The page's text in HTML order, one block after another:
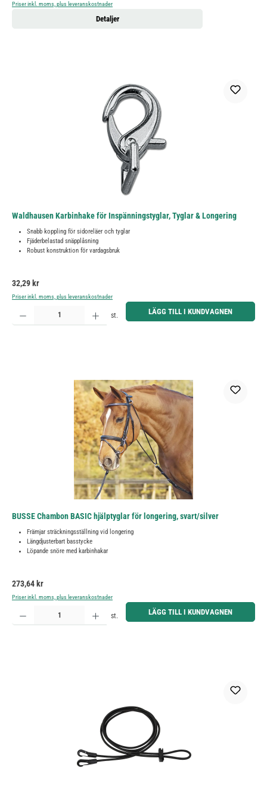
Priser inkl. moms, plus leveranskostnader
Detaljer
Waldhausen Karbinhake för Inspänningstyglar, Tyglar & Longering
Snabb koppling för sidoreläer och tyglar
Fjäderbelastad snäpplåsning
Robust konstruktion för vardagsbruk
Ordinarie pris:
32,29 kr
Priser inkl. moms, plus leveranskostnader
Produktkvantitet: Ange önskat belopp eller använd knapparna för att öka eller minska kvantiteten.
st. LÄGG TILL I KUNDVAGNEN
BUSSE Chambon BASIC hjälptyglar för longering, svart/silver
Främjar sträckningsställning vid longering
Längdjusterbart basstycke
Löpande snöre med karbinhakar
Ordinarie pris:
273,64 kr
Priser inkl. moms, plus leveranskostnader
Produktkvantitet: Ange önskat belopp eller använd knapparna för att öka eller minska kvantiteten.
st. LÄGG TILL I KUNDVAGNEN